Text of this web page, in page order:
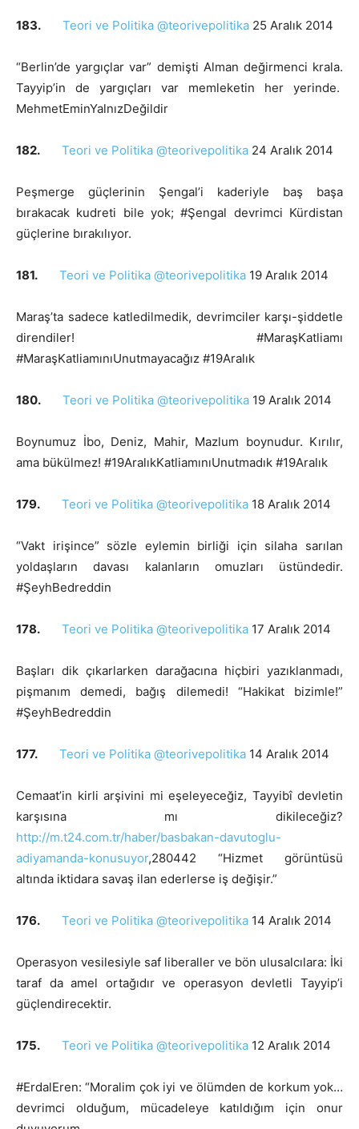
183. Teori ve Politika @teorivepolitika 25 Aralık 2014
“Berlin’de yargıçlar var” demişti Alman değirmenci krala.
Tayyip’in de yargıçları var memleketin her yerinde.
MehmetEminYalnızDeğildir
182. Teori ve Politika @teorivepolitika 24 Aralık 2014
Peşmerge güçlerinin Şengal’i kaderiyle baş başa
bırakacak kudreti bile yok; #Şengal devrimci Kürdistan
güçlerine bırakılıyor.
181. Teori ve Politika @teorivepolitika 19 Aralık 2014
Maraş’ta sadece katledilmedik, devrimciler karşı-şiddetle
direndiler! #MaraşKatliamı
#MaraşKatliamınıUnutmayacağız #19Aralık
180. Teori ve Politika @teorivepolitika 19 Aralık 2014
Boynumuz İbo, Deniz, Mahir, Mazlum boynudur. Kırılır,
ama bükülmez! #19AralıkKatliamınıUnutmadık #19Aralık
179. Teori ve Politika @teorivepolitika 18 Aralık 2014
“Vakt irişince” sözle eylemin birliği için silaha sarılan
yoldaşların davası kalanların omuzları üstündedir.
#ŞeyhBedreddin
178. Teori ve Politika @teorivepolitika 17 Aralık 2014
Başları dik çıkarlarken darağacına hiçbiri yazıklanmadı,
pişmanım demedi, bağış dilemedi! “Hakikat bizimle!”
#ŞeyhBedreddin
177. Teori ve Politika @teorivepolitika 14 Aralık 2014
Cemaat’in kirli arşivini mi eşeleyeceğiz, Tayyibî devletin
karşısına mı dikileceğiz?
http://m.t24.com.tr/haber/basbakan-davutoglu-
adiyamanda-konusuyor,280442 “Hizmet görüntüsü
altında iktidara savaş ilan ederlerse iş değişir.”
176. Teori ve Politika @teorivepolitika 14 Aralık 2014
Operasyon vesilesiyle saf liberaller ve bön ulusalcılara: İki
taraf da amel ortağıdır ve operasyon devletli Tayyip’i
güçlendirecektir.
175. Teori ve Politika @teorivepolitika 12 Aralık 2014
#ErdalEren: “Moralim çok iyi ve ölümden de korkum yok…
devrimci olduğum, mücadeleye katıldığım için onur